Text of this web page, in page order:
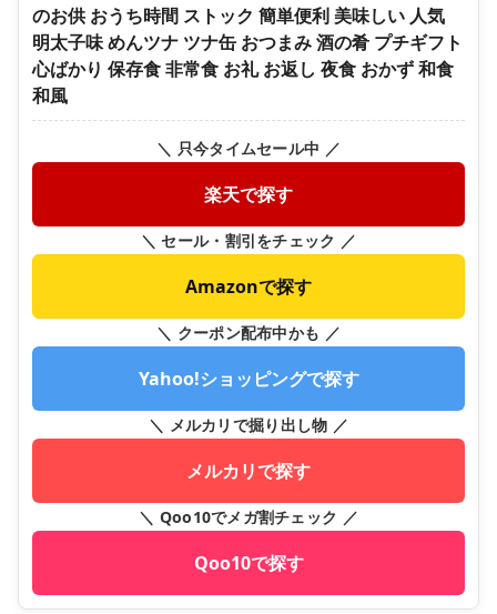
のお供 おうち時間 ストック 簡単便利 美味しい 人気
明太子味 めんツナ ツナ缶 おつまみ 酒の肴 プチギフト
心ばかり 保存食 非常食 お礼 お返し 夜食 おかず 和食
和風
＼ 只今タイムセール中 ／
楽天で探す
＼ セール・割引をチェック ／
Amazonで探す
＼ クーポン配布中かも ／
Yahoo!ショッピングで探す
＼ メルカリで掘り出し物 ／
メルカリで探す
＼ Qoo10でメガ割チェック ／
Qoo10で探す